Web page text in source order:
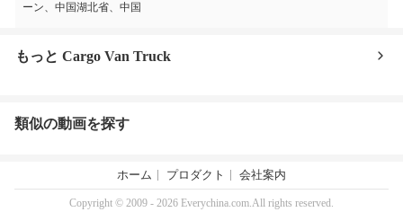
ーン、中国湖北省、中国
もっと Cargo Van Truck
類似の動画を探す
ホーム プロダクト 会社案内
Copyright © 2009 - 2026 Everychina.com.All rights reserved.